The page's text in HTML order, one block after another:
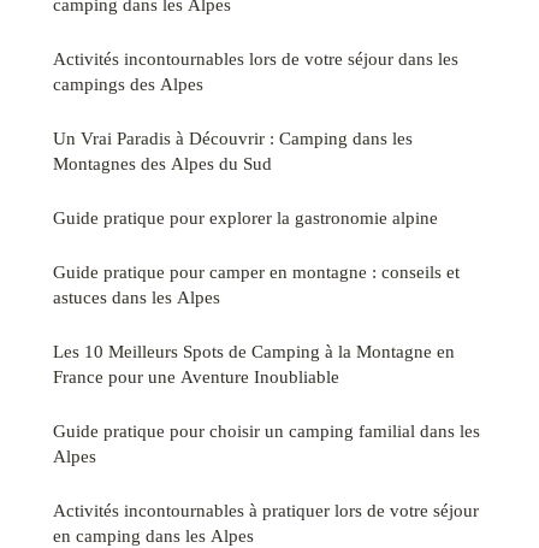
camping dans les Alpes
Activités incontournables lors de votre séjour dans les
campings des Alpes
Un Vrai Paradis à Découvrir : Camping dans les
Montagnes des Alpes du Sud
Guide pratique pour explorer la gastronomie alpine
Guide pratique pour camper en montagne : conseils et
astuces dans les Alpes
Les 10 Meilleurs Spots de Camping à la Montagne en
France pour une Aventure Inoubliable
Guide pratique pour choisir un camping familial dans les
Alpes
Activités incontournables à pratiquer lors de votre séjour
en camping dans les Alpes